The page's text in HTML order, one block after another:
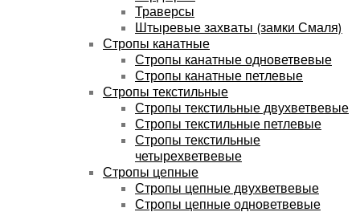
Траверсы
Штыревые захваты (замки Смаля)
Стропы канатные
Стропы канатные одноветвевые
Стропы канатные петлевые
Стропы текстильные
Стропы текстильные двухветвевые
Стропы текстильные петлевые
Стропы текстильные
четырехветвевые
Стропы цепные
Стропы цепные двухветвевые
Стропы цепные одноветвевые